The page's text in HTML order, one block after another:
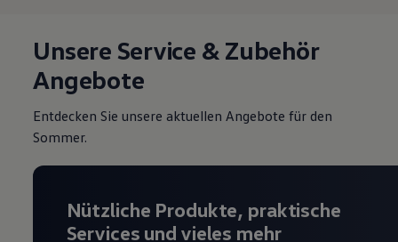
Unsere Service & Zubehör
Angebote
Entdecken Sie unsere aktuellen Angebote für den
Sommer.
Nützliche Produkte, praktische
Services und vieles mehr